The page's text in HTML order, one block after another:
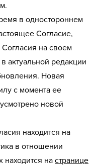
в одностороннем
Согласие,
Согласия на своем
актуальной редакции
Новая
с момента ее
новой
находится на
в отношении
находится на странице